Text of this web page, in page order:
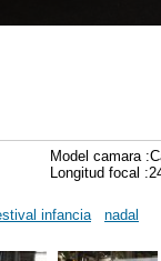
Model camara
Longitud focal
infancia nadal